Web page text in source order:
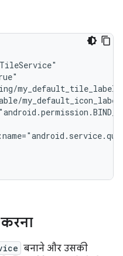
my_default_tile_label"
बनाने और उसकी